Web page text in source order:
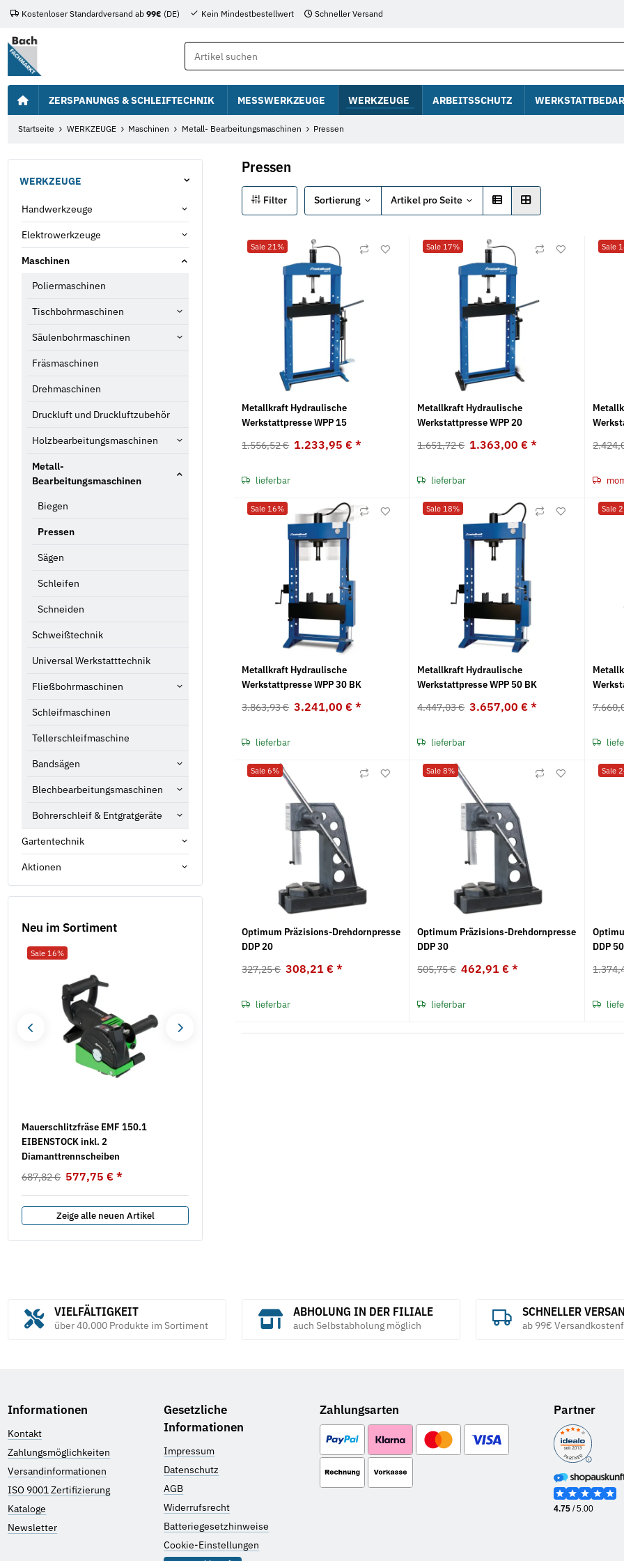
Kostenloser Standardversand ab 99€ (DE) Kein Mindestbestellwert Schneller Versand
ZERSPANUNGS & SCHLEIFTECHNIK MESSWERKZEUGE WERKZEUGE ARBEITSSCHUTZ
Startseite WERKZEUGE Maschinen Metall- Bearbeitungsmaschinen Pressen
Pressen
Filter Sortierung Artikel pro Seite
Sale 21%
Metallkraft Hydraulische
Werkstattpresse WPP 15
1.556,52 € 1.233,95 € *
lieferbar
Sale 17%
Metallkraft Hydraulische
Werkstattpresse WPP 20
1.651,72 € 1.363,00 € *
lieferbar
Sale
Sale 16%
Metallkraft Hydraulische
Werkstattpresse WPP 30 BK
3.863,93 € 3.241,00 € *
lieferbar
Sale 18%
Metallkraft Hydraulische
Werkstattpresse WPP 50 BK
4.447,03 € 3.657,00 € *
lieferbar
Sale
Sale 6%
Optimum Präzisions-Drehdornpresse
DDP 20
327,25 € 308,21 € *
lieferbar
Sale 8%
Optimum Präzisions-Drehdornpresse
DDP 30
505,75 € 462,91 € *
lieferbar
Sale
DDP 50
WERKZEUGE
Handwerkzeuge
Elektrowerkzeuge
Maschinen
Poliermaschinen
Tischbohrmaschinen
Säulenbohrmaschinen
Fräsmaschinen
Drehmaschinen
Druckluft und Druckluftzubehör
Holzbearbeitungsmaschinen
Metall-
Bearbeitungsmaschinen
Biegen
Pressen
Sägen
Schleifen
Schneiden
Schweißtechnik
Universal Werkstatttechnik
Fließbohrmaschinen
Schleifmaschinen
Tellerschleifmaschine
Bandsägen
Blechbearbeitungsmaschinen
Bohrerschleif & Entgratgeräte
Gartentechnik
Aktionen
Neu im Sortiment
Sale 16%
Mauerschlitzfräse EMF 150.1
EIBENSTOCK inkl. 2
Diamanttrennscheiben
687,82 € 577,75 € *
Zeige alle neuen Artikel
VIELFÄLTIGKEIT
über 40.000 Produkte im Sortiment
ABHOLUNG IN DER FILIALE
auch Selbstabholung möglich
SCHNELLER
ab 99€
Informationen
Kontakt
Zahlungsmöglichkeiten
Versandinformationen
ISO 9001 Zertifizierung
Kataloge
Newsletter
Gesetzliche
Informationen
Impressum
Datenschutz
AGB
Widerrufsrecht
Batteriegesetzhinweise
Cookie-Einstellungen
Zahlungsarten Partner